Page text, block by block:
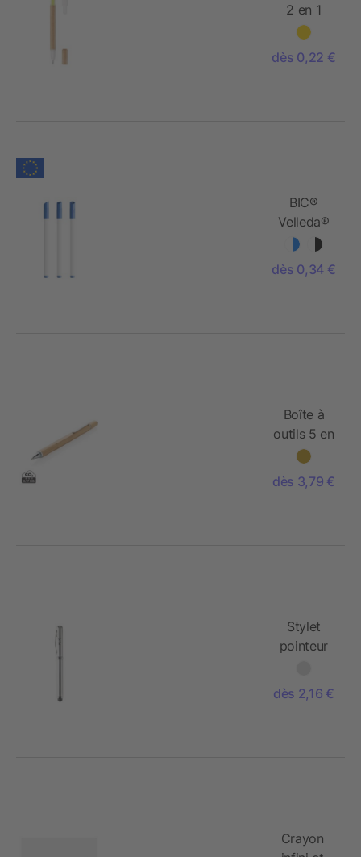
2 en 1
dès 0,22 €
BIC®
Velleda®
White
Marker
dès 0,34 €
Boîte à
outils 5 en
1 en
bambou
dès 3,79 €
Stylet
pointeur
dès 2,16 €
Crayon